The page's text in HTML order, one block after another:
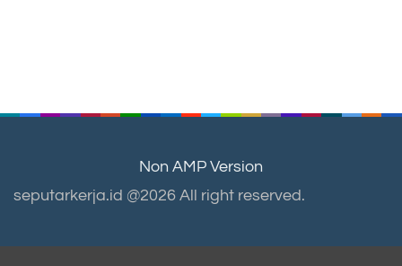
Non AMP Version
seputarkerja.id @2026 All right reserved.